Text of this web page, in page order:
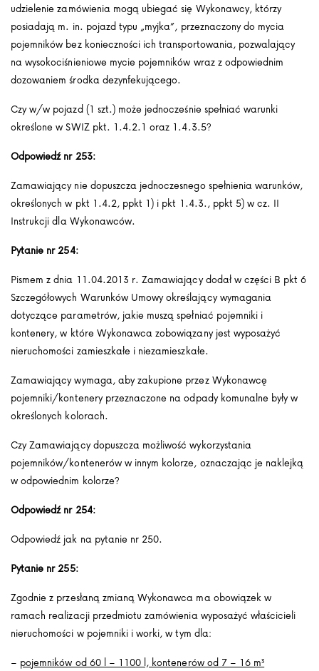
udzielenie zamówienia mogą ubiegać się Wykonawcy, którzy
posiadają m. in. pojazd typu „myjka”, przeznaczony do mycia
pojemników bez konieczności ich transportowania, pozwalający
na wysokociśnieniowe mycie pojemników wraz z odpowiednim
dozowaniem środka dezynfekującego.
Czy w/w pojazd (1 szt.) może jednocześnie spełniać warunki
określone w SWIZ pkt. 1.4.2.1 oraz 1.4.3.5?
Odpowiedź nr 253:
Zamawiający nie dopuszcza jednoczesnego spełnienia warunków,
określonych w pkt 1.4.2, ppkt 1) i pkt 1.4.3., ppkt 5) w cz. II
Instrukcji dla Wykonawców.
Pytanie nr 254:
Pismem z dnia 11.04.2013 r. Zamawiający dodał w części B pkt 6
Szczegółowych Warunków Umowy określający wymagania
dotyczące parametrów, jakie muszą spełniać pojemniki i
kontenery, w które Wykonawca zobowiązany jest wyposażyć
nieruchomości zamieszkałe i niezamieszkałe.
Zamawiający wymaga, aby zakupione przez Wykonawcę
pojemniki/kontenery przeznaczone na odpady komunalne były w
określonych kolorach.
Czy Zamawiający dopuszcza możliwość wykorzystania
pojemników/kontenerów w innym kolorze, oznaczając je naklejką
w odpowiednim kolorze?
Odpowiedź nr 254:
Odpowiedź jak na pytanie nr 250.
Pytanie nr 255:
Zgodnie z przesłaną zmianą Wykonawca ma obowiązek w
ramach realizacji przedmiotu zamówienia wyposażyć właścicieli
nieruchomości w pojemniki i worki, w tym dla:
– pojemników od 60 l – 1100 l, kontenerów od 7 – 16 m³